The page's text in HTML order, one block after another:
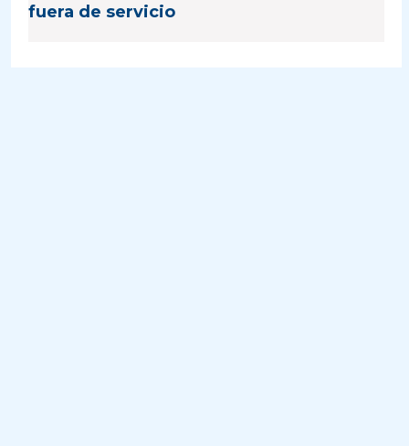
fuera de servicio